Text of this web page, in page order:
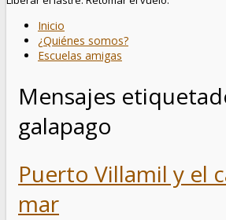
Inicio
¿Quiénes somos?
Escuelas amigas
Mensajes
galapago
Puerto Villamil y el
mar